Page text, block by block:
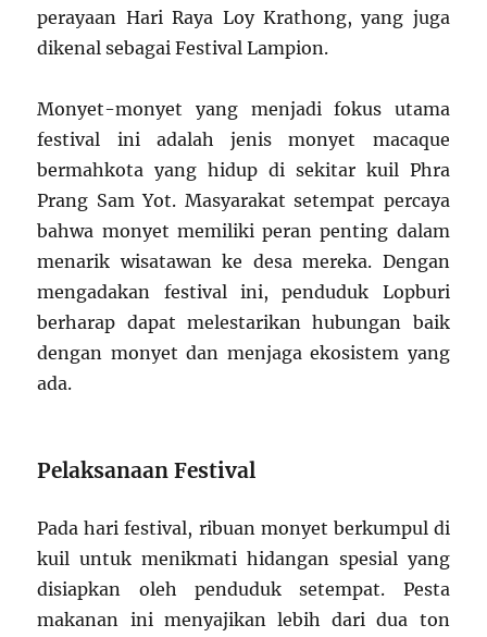
perayaan Hari Raya Loy Krathong, yang juga
dikenal sebagai Festival Lampion.
Monyet-monyet yang menjadi fokus utama
festival ini adalah jenis monyet macaque
bermahkota yang hidup di sekitar kuil Phra
Prang Sam Yot. Masyarakat setempat percaya
bahwa monyet memiliki peran penting dalam
menarik wisatawan ke desa mereka. Dengan
mengadakan festival ini, penduduk Lopburi
berharap dapat melestarikan hubungan baik
dengan monyet dan menjaga ekosistem yang
ada.
Pelaksanaan Festival
Pada hari festival, ribuan monyet berkumpul di
kuil untuk menikmati hidangan spesial yang
disiapkan oleh penduduk setempat. Pesta
makanan ini menyajikan lebih dari dua ton